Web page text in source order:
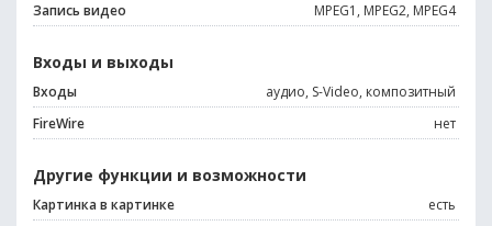
Запись видео
MPEG1, MPEG2, MPEG4
Входы и выходы
Входы
аудио, S-Video, композитный
FireWire
нет
Другие функции и возможности
Картинка в картинке
есть